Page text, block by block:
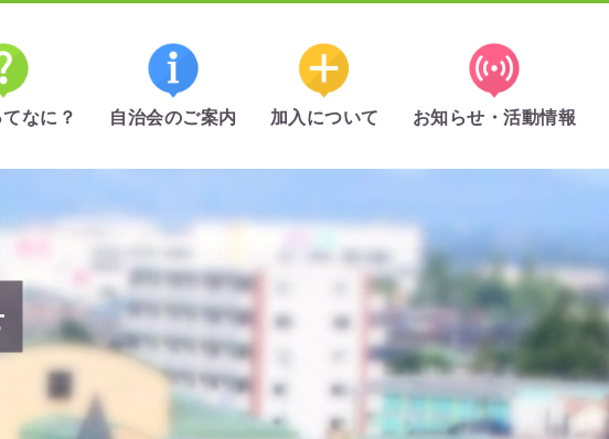
なに？ 自治会のご案内 加入について お知らせ・活動情報